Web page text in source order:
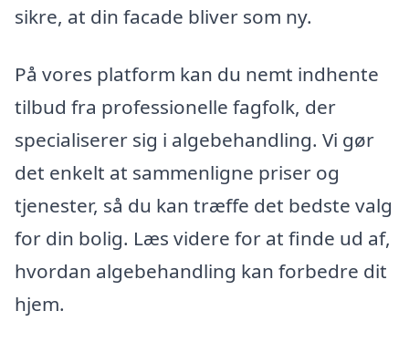
sikre, at din facade bliver som ny.
På vores platform kan du nemt indhente
tilbud fra professionelle fagfolk, der
specialiserer sig i algebehandling. Vi gør
det enkelt at sammenligne priser og
tjenester, så du kan træffe det bedste valg
for din bolig. Læs videre for at finde ud af,
hvordan algebehandling kan forbedre dit
hjem.